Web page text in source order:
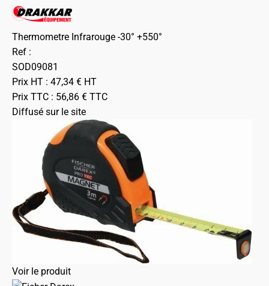
Thermometre Infrarouge -30° +550°
Ref :
SOD09081
Prix HT : 47,34 € HT
Prix TTC : 56,86 € TTC
Diffusé sur le site
Voir le produit